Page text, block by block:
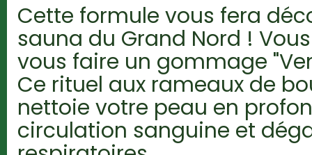
Cette formule vous fera
sauna du Grand Nord !
vous faire un gommage
Ce rituel aux rameaux de
nettoie votre peau en
circulation sanguine et